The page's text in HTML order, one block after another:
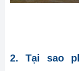
2. Tại sao